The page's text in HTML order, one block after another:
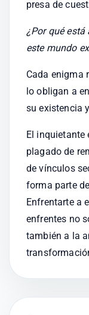
presa de
¿Por qué está
este mundo
Cada enigma
lo obligan a
su existencia
El inquietante
plagado de
de vínculos
forma parte
Enfrentarte a
enfrentes no
también a la